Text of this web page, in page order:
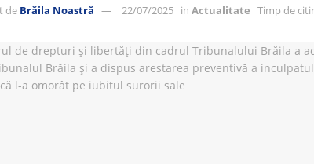
de Brăila Noastră 22/07/2025 in Actualitate Timp de